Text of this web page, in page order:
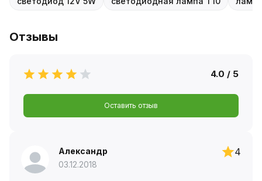
Отзывы
4.0 / 5
Оставить отзыв
Александр
03.12.2018
4